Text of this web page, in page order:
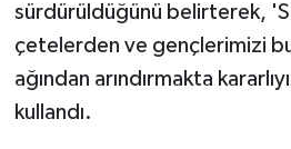
sürdürüldüğünü belirterek,
çetelerden ve gençlerimizi bu
ağından arındırmakta
kullandı.